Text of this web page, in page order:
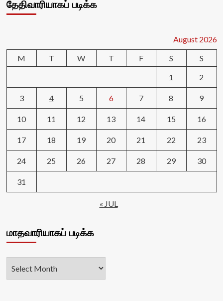
தேதிவாரியாகப் படிக்க
August 2026
M
T W T F S
S
1
2
3 4 5 6 7 8 9
10 11 12 13 14 15 16
17 18 19 20 21 22 23
24 25 26 27 28 29 30
31
« JUL
மாதவாரியாகப் படிக்க